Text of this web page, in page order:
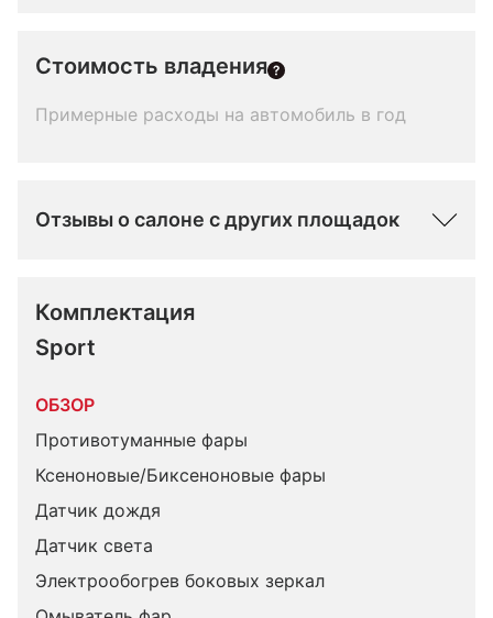
Стоимость владения
Примерные расходы на автомобиль в год
Отзывы о салоне с других площадок
Комплектация
Sport
ОБЗОР
Противотуманные фары
Ксеноновые/Биксеноновые фары
Датчик дождя
Датчик света
Электрообогрев боковых зеркал